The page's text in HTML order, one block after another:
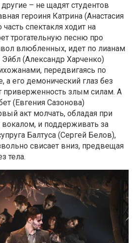
– не щадят студентов
героиня Катрина (Анастасия
спектакля ходит на
трогательную песню про
влюбленных, идет по лианам
(Александр Харченко)
передвигаясь по
а его демонический глаз без
приверженность злым силам. А
(Евгения Сазонова)
акт молчать, обладая при
и поддерживать за
Балтуса (Сергей Белов),
свисает вниз, предвещая
тела.